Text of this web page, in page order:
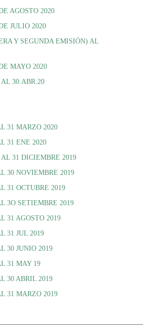
AGOSTO 2020
JULIO 2020
Y SEGUNDA EMISIÓN) AL
MAYO 2020
30.ABR.20
31 MARZO 2020
31 ENE 2020
31 DICIEMBRE 2019
30 NOVIEMBRE 2019
31 OCTUBRE 2019
3O SETIEMBRE 2019
31 AGOSTO 2019
31 JUL 2019
30 JUNIO 2019
31 MAY 19
30 ABRIL 2019
31 MARZO 2019